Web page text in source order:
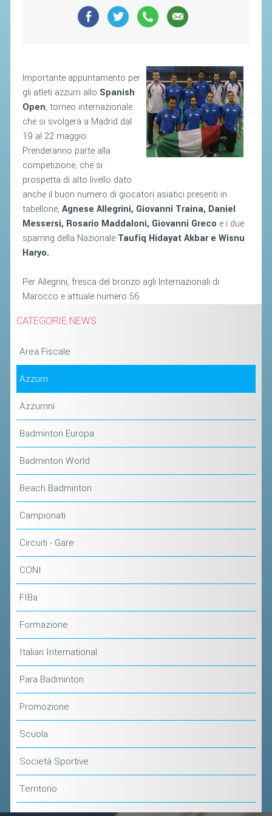
Importante appuntamento per
gli atleti azzurri allo Spanish
Open, torneo internazionale
che si svolgerà a Madrid dal
19 al 22 maggio.
Prenderanno parte alla
competizione, che si
prospetta di alto livello dato
anche il buon numero di giocatori asiatici presenti in
tabellone, Agnese Allegrini, Giovanni Traina, Daniel
Messersì, Rosario Maddaloni, Giovanni Greco e i due
sparring della Nazionale Taufiq Hidayat Akbar e Wisnu
Haryo.
Per Allegrini, fresca del bronzo agli Internazionali di
Marocco e attuale numero 56
CATEGORIE NEWS
Area Fiscale
Azzurri
Azzurrini
Badminton Europa
Badminton World
Beach Badminton
Campionati
Circuiti - Gare
CONI
FIBa
Formazione
Italian International
Para Badminton
Promozione
Scuola
Società Sportive
Territorio
SEGRETERIA FEDERALE
CONTATTI
CIRCOLARI
RESPONSABILITÀ SOCIALE
SAFEGUARDING
RICHIESTA PATROCINIO
GIUSTIZIA FEDERALE
REGOLAMENTI
PROVVEDIMENTI
ORGANI DI GIUSTIZIA FEDERALE
STAFF TECNICO
SCHEDE ATLETI
COMMISSIONE ATLETI
CONVENZIONI
ASSICURAZIONE
CALENDARIO
EVENTI INTERNAZIONALI